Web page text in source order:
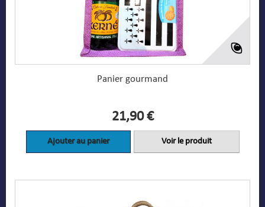
Panier gourmand
21,90 €
Ajouter au panier Voir le produit